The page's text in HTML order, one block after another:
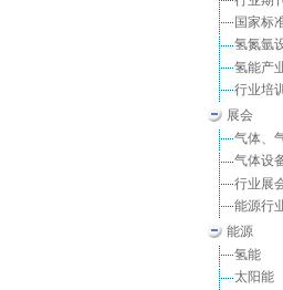
国家标
氢氮氩
氢能产
行业培
展会
气体、
气体设
行业展
能源行
能源
氢能
太阳能